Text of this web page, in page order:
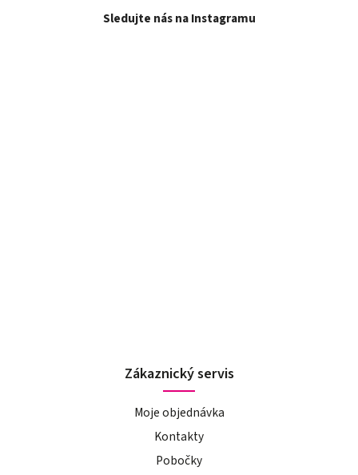
Sledujte nás na Instagramu
Zákaznický servis
Moje objednávka
Kontakty
Pobočky